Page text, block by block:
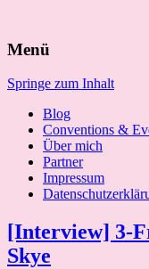
nach:
Menü
Springe zum Inhalt
Blog
Conventions &
Über mich
Partner
Impressum
[Interview] 3-
Skye